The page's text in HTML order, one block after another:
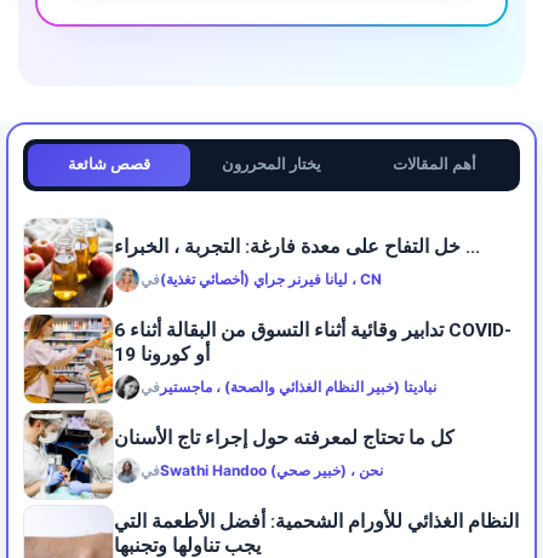
قصص شائعة يختار المحررون أهم المقالات
خل التفاح على معدة فارغة: التجربة ، الخبراء ...
في ليانا فيرنر جراي (أخصائي تغذية) ، CN
6 تدابير وقائية أثناء التسوق من البقالة أثناء COVID-
19 أو كورونا
في نباديتا (خبير النظام الغذائي والصحة) ، ماجستير
كل ما تحتاج لمعرفته حول إجراء تاج الأسنان
في Swathi Handoo (خبير صحي) ، نحن
النظام الغذائي للأورام الشحمية: أفضل الأطعمة التي
يجب تناولها وتجنبها